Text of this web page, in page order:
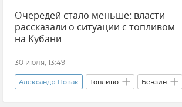
Правительство России Бензин
Дизельное топливо
Очередей стало меньше: власти
рассказали о ситуации с топливом
на Кубани
30 июля, 13:49
Александр Новак Топливо Бензин
Краснодарский край Вениамин